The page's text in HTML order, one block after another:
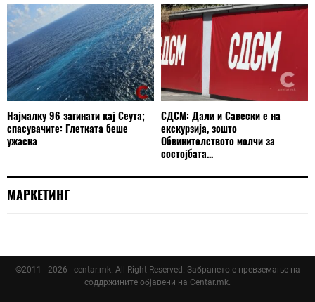
Најмалку 96 загинати кај Сеута;
спасувачите: Глетката беше
ужасна
СДСМ: Дали и Савески е на
екскурзија, зошто
Обвинителството молчи за
состојбата...
МАРКЕТИНГ
©2011 - 2026 - centar.mk. All Right Reserved. Забрането е превземање на
соддржините објавени на Centar.mk.